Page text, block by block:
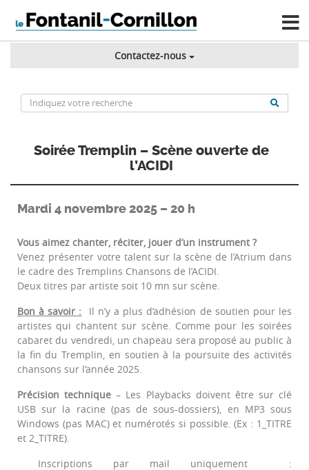
Contactez-nous
Soirée Tremplin – Scène ouverte de
l’ACIDI
Mardi 4 novembre 2025 – 20 h
Vous aimez chanter, réciter, jouer d’un instrument ?
Venez présenter votre talent sur la scène de l’Atrium dans
le cadre des Tremplins Chansons de l’ACIDI.
Deux titres par artiste soit 10 mn sur scène.
Bon à savoir : Il n’y a plus d’adhésion de soutien pour les
artistes qui chantent sur scène. Comme pour les soirées
cabaret du vendredi, un chapeau sera proposé au public à
la fin du Tremplin, en soutien à la poursuite des activités
chansons sur l’année 2025.
Précision technique – Les Playbacks doivent être sur clé
USB sur la racine (pas de sous-dossiers), en MP3 sous
Windows (pas MAC) et numérotés si possible. (Ex : 1_TITRE
et 2_TITRE).
Inscriptions par mail uniquement :